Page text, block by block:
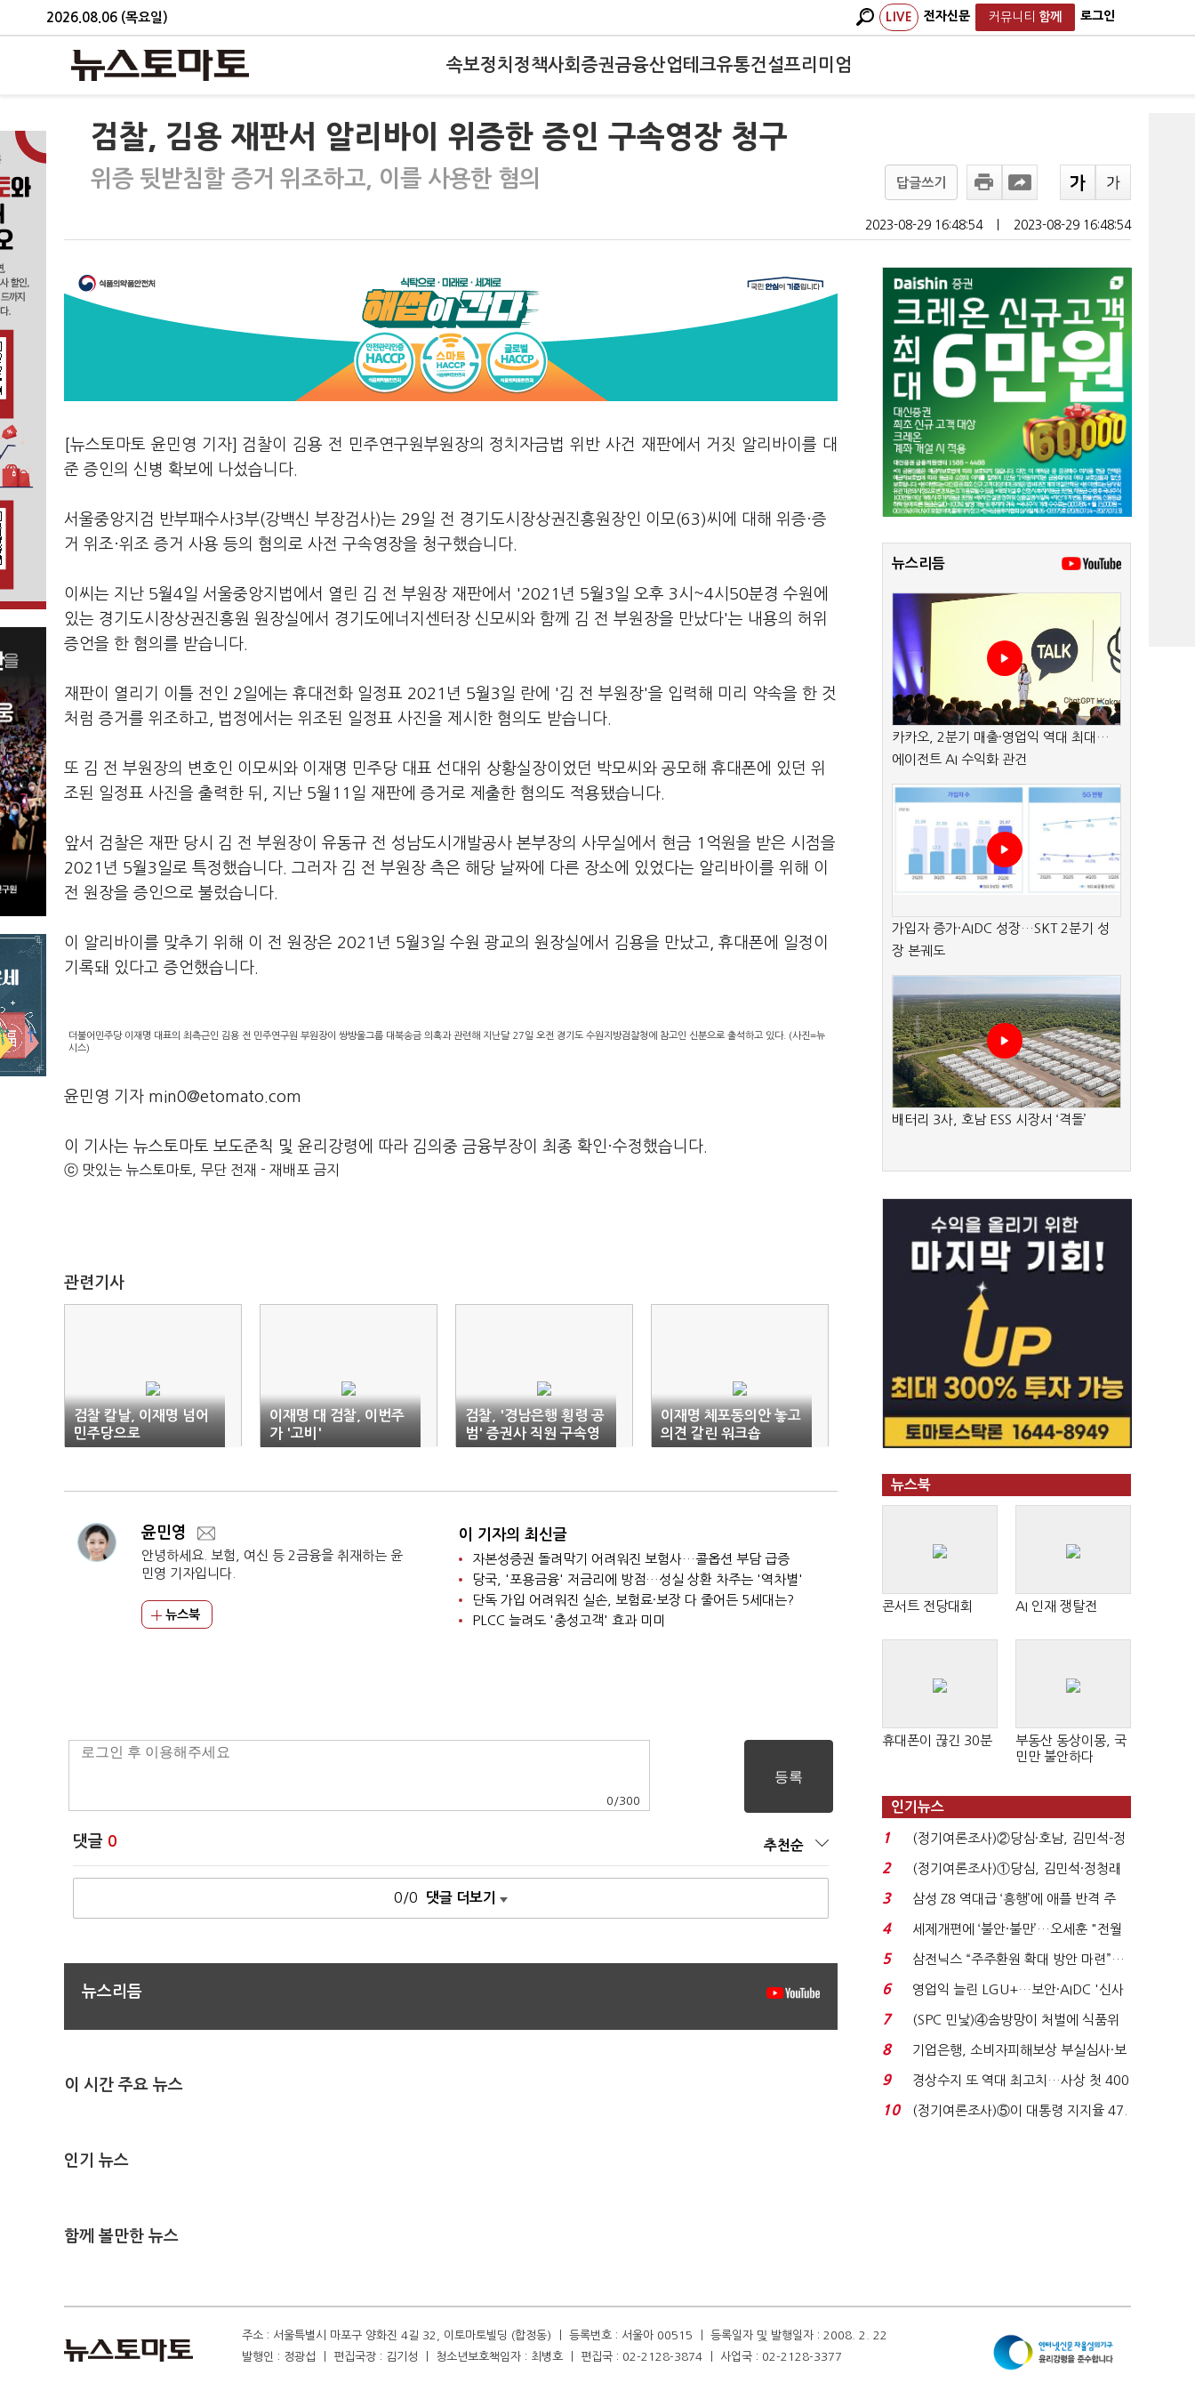
2026.08.06 (목요일) LIVE 전자신문 커뮤니티 함께 로그인
속보정치 정책사회 증권금융산업테크유통건설프리미엄
검찰, 김용 재판서 알리바이 위증한 증인 구속영장 청구
위증 뒷받침할 증거 위조하고, 이를 사용한 혐의 답글쓰기
2023-08-29 16:48:54 2023-08-29 16:48:54
[뉴스토마토 윤민영 기자] 검찰이 김용 전 민주연구원부원장의 정치자금법 위반 사건 재판에서 거짓 알리바이를 대
준 증인의 신병 확보에 나섰습니다.
서울중앙지검 반부패수사3부(강백신 부장검사)는 29일 전 경기도시장상권진흥원장인 이모(63)씨에 대해 위증·증
거 위조·위조 증거 사용 등의 혐의로 사전 구속영장을 청구했습니다.
이씨는 지난 5월4일 서울중앙지법에서 열린 김 전 부원장 재판에서 '2021년 5월3일 오후 3시~4시50분경 수원에
있는 경기도시장상권진흥원 원장실에서 경기도에너지센터장 신모씨와 함께 김 전 부원장을 만났다'는 내용의 허위
증언을 한 혐의를 받습니다.
재판이 열리기 이틀 전인 2일에는 휴대전화 일정표 2021년 5월3일 란에 '김 전 부원장'을 입력해 미리 약속을 한 것
처럼 증거를 위조하고, 법정에서는 위조된 일정표 사진을 제시한 혐의도 받습니다.
또 김 전 부원장의 변호인 이모씨와 이재명 민주당 대표 선대위 상황실장이었던 박모씨와 공모해 휴대폰에 있던 위
조된 일정표 사진을 출력한 뒤, 지난 5월11일 재판에 증거로 제출한 혐의도 적용됐습니다.
앞서 검찰은 재판 당시 김 전 부원장이 유동규 전 성남도시개발공사 본부장의 사무실에서 현금 1억원을 받은 시점을
2021년 5월3일로 특정했습니다. 그러자 김 전 부원장 측은 해당 날짜에 다른 장소에 있었다는 알리바이를 위해 이
전 원장을 증인으로 불렀습니다.
이 알리바이를 맞추기 위해 이 전 원장은 2021년 5월3일 수원 광교의 원장실에서 김용을 만났고, 휴대폰에 일정이
기록돼 있다고 증언했습니다.
더불어민주당 이재명 대표의 최측근인 김용 전 민주연구원 부원장이 쌍방울그룹 대북송금 의혹과 관련해 지난달 27일 오전 경기도 수원지방검찰청에 참고인 신분으로 출석하고 있다. (사진=뉴
시스)
윤민영 기자 min0@etomato.com
이 기사는 뉴스토마토 보도준칙 및 윤리강령에 따라 김의중 금융부장이 최종 확인·수정했습니다.
ⓒ 맛있는 뉴스토마토, 무단 전재 - 재배포 금지
관련기사
검찰 칼날, 이재명 넘어
민주당으로
이재명 대 검찰, 이번주
가 '고비'
검찰, '경남은행 횡령 공
범' 증권사 직원 구속영
장 청구
이재명 체포동의안 놓고
의견 갈린 워크숍
윤민영
안녕하세요. 보험, 여신 등 2금융을 취재하는 윤
민영 기자입니다.
뉴스북
이 기자의 최신글
자본성증권 돌려막기 어려워진 보험사…콜옵션 부담 급증
당국, '포용금융' 저금리에 방점…성실 상환 차주는 '역차별'
단독 가입 어려워진 실손, 보험료·보장 다 줄어든 5세대는?
PLCC 늘려도 '충성고객' 효과 미미
0 /300
댓글 0 추천순
0/0 댓글 더보기
뉴스리듬
이 시간 주요 뉴스
인기 뉴스
함께 볼만한 뉴스
뉴스리듬
카카오, 2분기 매출·영업익 역대 최대…
에이전트 AI 수익화 관건
가입자 증가·AIDC 성장…SKT 2분기 성
장 본궤도
배터리 3사, 호남 ESS 시장서 ‘격돌’
뉴스북
콘서트 전당대회 AI 인재 쟁탈전
휴대폰이 끊긴 30분
부동산 동상이몽, 국
민만 불안하다
인기뉴스
1
(정기여론조사)②당심·호남, 김민석-정
청래 '초접전'...
2
(정기여론조사)①당심, 김민석·정청래
'초접전'…대통령 ...
3
삼성 Z8 역대급 ‘흥행’에 애플 반격 주
목…9월 ‘폴...
4
세제개편에 ‘불안·불만’…오세훈 "전월
세 구하기 더 ...
5
삼전닉스 “주주환원 확대 방안 마련”…
로이터에 성명...
6
영업익 늘린 LGU+…보안·AIDC '신사
업 드라이브'...
7
(SPC 민낯)④솜방망이 처벌에 식품위
생법 위반 반복...
8
기업은행, 소비자피해보상 부실심사·보
이스피싱 공시 ...
9
경상수지 또 역대 최고치…사상 첫 400
억달러에 '3% 성...
10
(정기여론조사)⑤이 대통령 지지율 47.
주소 : 서울특별시 마포구 양화진 4길 32, 이토마토빌딩 (합정동) ㅣ 등록번호 : 서울아 00515 ㅣ 등록일자 및 발행일자 : 2008. 2. 22
발행인 : 정광섭 ㅣ 편집국장 : 김기성 ㅣ 청소년보호책임자 : 최병호 ㅣ 편집국 : 02-2128-3874 ㅣ 사업국 : 02-2128-3377